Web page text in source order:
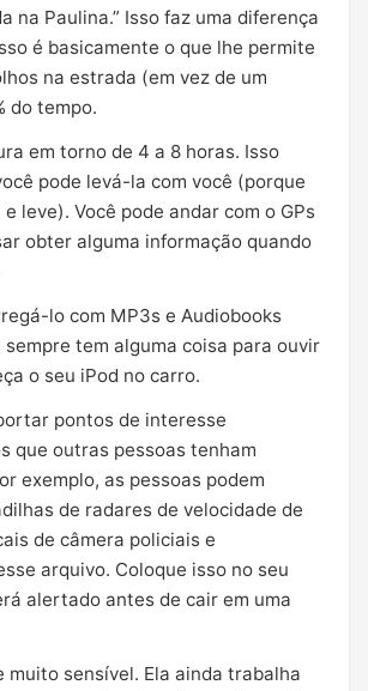
na Paulina.” Isso faz uma diferença
é basicamente o que lhe permite
na estrada (em vez de um
do tempo.
em torno de 4 a 8 horas. Isso
pode levá-la com você (porque
leve). Você pode andar com o GPs
obter alguma informação quando
lo com MP3s e Audiobooks
sempre tem alguma coisa para ouvir
o seu iPod no carro.
pontos de interesse
que outras pessoas tenham
exemplo, as pessoas podem
de radares de velocidade de
de câmera policiais e
arquivo. Coloque isso no seu
alertado antes de cair em uma
muito sensível. Ela ainda trabalha